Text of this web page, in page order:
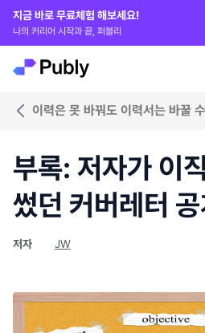
지금 바로 무료체험 해보세요!
나의 커리어 시작과 끝, 퍼블리
이력은 못 바꿔도 이력서는 바꿀
부록: 저자가 이
썼던 커버레터
저자 JW